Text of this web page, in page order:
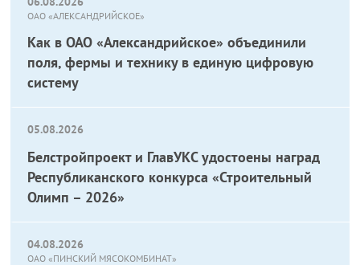
ОАО «АЛЕКСАНДРИЙСКОЕ»
Как в ОАО «Александрийское» объединили
поля, фермы и технику в единую цифровую
систему
05.08.2026
Белстройпроект и ГлавУКС удостоены наград
Республиканского конкурса «Строительный
Олимп – 2026»
04.08.2026
ОАО «ПИНСКИЙ МЯСОКОМБИНАТ»